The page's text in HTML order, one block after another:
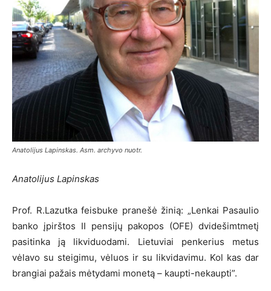
Anatolijus Lapinskas. Asm. archyvo nuotr.
Anatolijus Lapinskas
Prof. R.Lazutka feisbuke pranešė žinią: „Lenkai Pasaulio
banko įpirštos II pensijų pakopos (OFE) dvidešimtmetį
pasitinka ją likviduodami. Lietuviai penkerius metus
vėlavo su steigimu, vėluos ir su likvidavimu. Kol kas dar
brangiai pažais mėtydami monetą – kaupti-nekaupti”.